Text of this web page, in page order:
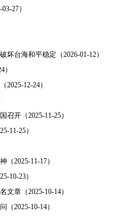
27）
台海和平稳定（2026-01-12）
12-24）
开（2025-11-25）
11-25）
2025-11-17）
10-23）
章（2025-10-14）
2025-10-14）